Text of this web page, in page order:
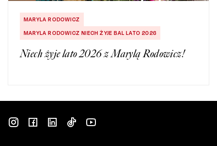
MARYLA RODOWICZ
MARYLA RODOWICZ NIECH ŻYJE BAL LATO 2026
Niech żyje lato 2026 z Marylą Rodowicz!